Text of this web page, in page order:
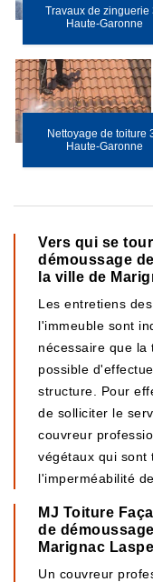
Travaux de zinguerie
Haute-Garonne
Nettoyage de toiture
Haute-Garonne
Vers qui se
démoussage
la ville de
Les entretiens
l'immeuble sont
nécessaire que
possible
structure. Pour
de solliciter le
couvreur
végétaux qui sont
l'imperméabilité
MJ Toiture
de
Marignac
Un couvreur